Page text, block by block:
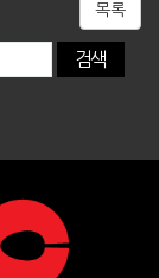
목록